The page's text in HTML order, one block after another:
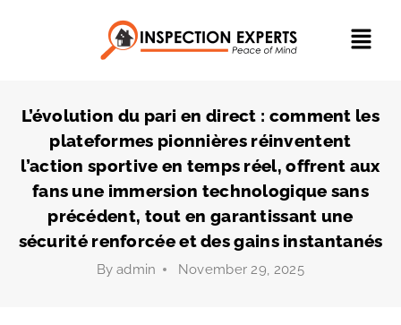
L’évolution du pari en direct : comment les
plateformes pionnières réinventent
l’action sportive en temps réel, offrent aux
fans une immersion technologique sans
précédent, tout en garantissant une
sécurité renforcée et des gains instantanés
By admin November 29, 2025